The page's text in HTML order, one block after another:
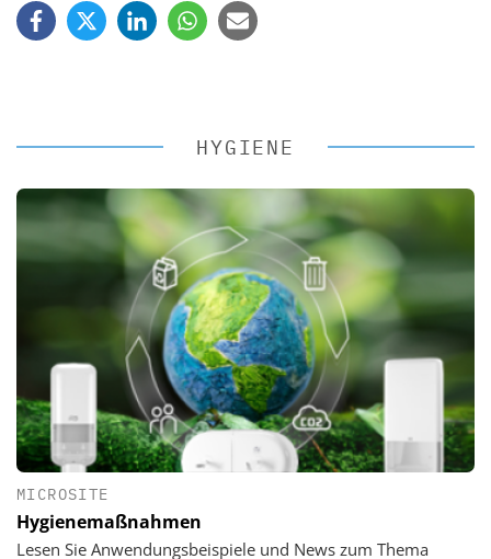
HYGIENE
MICROSITE
Hygienemaßnahmen
Lesen Sie Anwendungsbeispiele und News zum Thema